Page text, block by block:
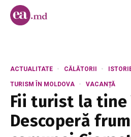
ACTUALITATE CĂLĂTORII
TURISM ÎN MOLDOVA VACANȚĂ
Fii turist la tine
Descoperă